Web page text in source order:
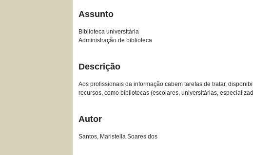
Assunto
Biblioteca universitária
Administração de biblioteca
Descrição
Aos profissionais da informação cabem tarefas de tratar,
recursos, como bibliotecas (escolares, universitárias,
Autor
Santos, Maristella Soares dos